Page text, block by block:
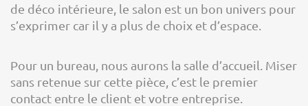
de déco intérieure, le salon est un bon univers pour
s’exprimer car il y a plus de choix et d’espace.
Pour un bureau, nous aurons la salle d’accueil. Miser
sans retenue sur cette pièce, c’est le premier
contact entre le client et votre entreprise.